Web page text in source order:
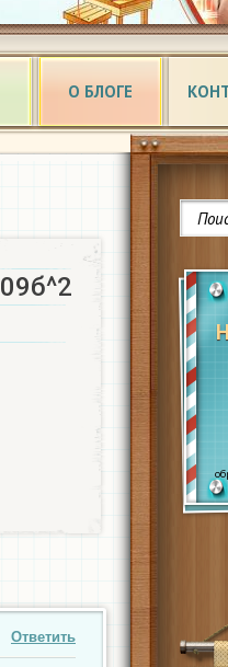
О БЛОГЕ
Ответить